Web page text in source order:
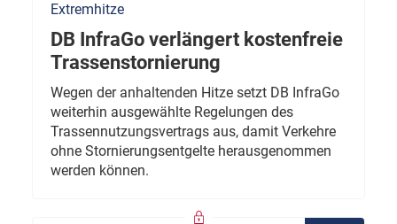
Extremhitze
DB InfraGo verlängert kostenfreie
Trassenstornierung
Wegen der anhaltenden Hitze setzt DB InfraGo
weiterhin ausgewählte Regelungen des
Trassennutzungsvertrags aus, damit Verkehre
ohne Stornierungsentgelte herausgenommen
werden können.